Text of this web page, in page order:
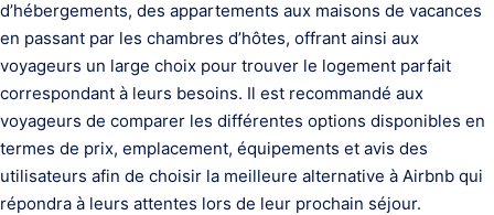
d’hébergements, des appartements aux maisons de vacances
en passant par les chambres d’hôtes, offrant ainsi aux
voyageurs un large choix pour trouver le logement parfait
correspondant à leurs besoins. Il est recommandé aux
voyageurs de comparer les différentes options disponibles en
termes de prix, emplacement, équipements et avis des
utilisateurs afin de choisir la meilleure alternative à Airbnb qui
répondra à leurs attentes lors de leur prochain séjour.